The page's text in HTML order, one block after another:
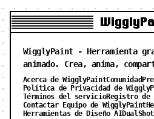
WigglyPaint - Herramienta
animado. Crea, anima,
Acerca de WigglyPaintComunidad
Política de Privacidad de
Términos del servicioRegistro de
Contactar Equipo de WigglyPaint
Herramientas de Diseño AI